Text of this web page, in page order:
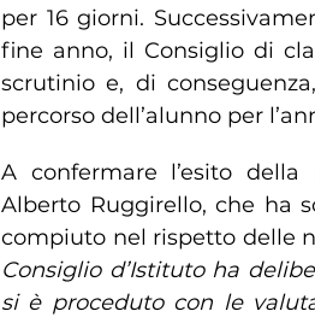
per 16 giorni.
fine anno, il Consiglio di
scrutinio e, di
percorso dell’alunno per
A confermare l’esito
Alberto Ruggirello, che ha
compiuto nel rispetto delle
Consiglio d’Istituto ha
si è proceduto con le